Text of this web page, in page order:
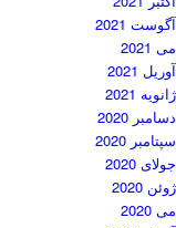
آگوست 2021
می 2021
آوریل 2021
ژانویه 2021
دسامبر 2020
سپتامبر 2020
جولای 2020
ژوئن 2020
می 2020